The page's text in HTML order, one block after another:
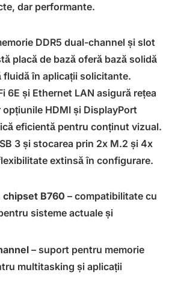
dar performante.
DDR5 dual-channel și slot
placă de bază oferă bază solidă
fluidă în aplicații solicitante.
6E și Ethernet LAN asigură rețea
HDMI și DisplayPort
eficientă pentru conținut vizual.
3 și stocarea prin 2x M.2 și 4x
extinsă în configurare.
chipset B760 – compatibilitate cu
sisteme actuale și
– suport pentru memorie
multitasking și aplicații